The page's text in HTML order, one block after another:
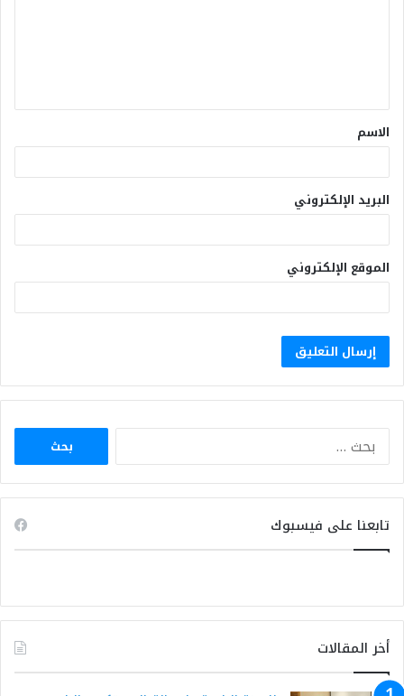
الاسم
البريد الإلكتروني
الموقع الإلكتروني
البحث
تابعنا على فيسبوك
أخر المقالات